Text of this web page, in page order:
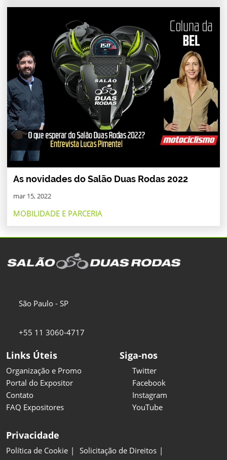
As novidades do Salão Duas Rodas 2022
mar 15, 2022
MOBILIDADE E PARCERIA
São Paulo - SP
+55 11 3060-4717
Links Úteis
Organização e Promo
Portal do Expositor
Contato
FAQ Expositores
Siga-nos
Twitter
Facebook
Instagram
YouTube
Privacidade
Política de Cookie
Solicitação de Direitos